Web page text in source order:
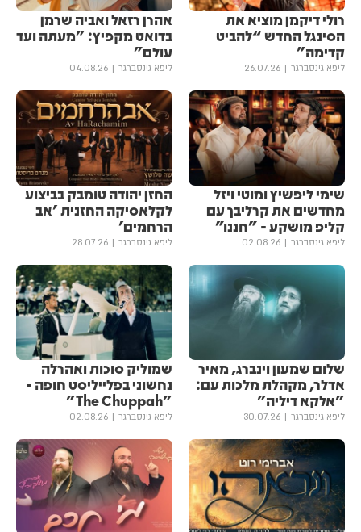
רולי דיקמן מוציא את
הסינגל החדש “להביט
קדימה”
ליפא גינסברגר 26.07.26
אהרן רזאל ואביה שרמן
בדואט מקפיץ: "מעתה ועד
עולם"
ליפא גינסברגר 04.08.26
שימי ליפשיץ ומוטי ויזל
מחדשים את קרליבך עם
קליפ מושקע - "חננו"
ליפא גינסברגר 02.08.26
החזן יהודה טומבק בביצוע
לקלאסיקה החזנית 'אב
הרחמים'
ליפא גינסברגר 28.07.26
שלום שמעון וינברג, מאיר
אדלר, מקהלת מלכות עם:
"אלקא דיליה"
ליפא גינסברגר 30.07.26
שמוליק סוכות ואהרלה
נחשוני בפלייליסט חופה -
"The Chuppah"
ליפא גינסברגר 02.08.26